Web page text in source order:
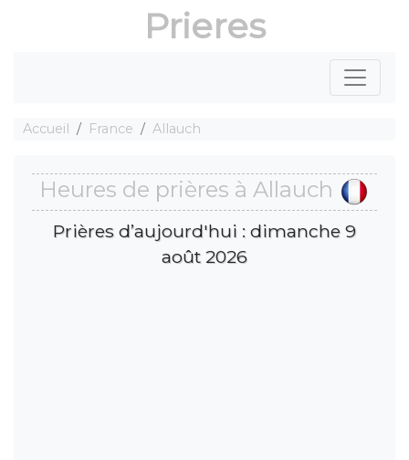
Prieres
Accueil France Allauch
Heures de prières à Allauch
Prières d’aujourd'hui : dimanche 9
août 2026